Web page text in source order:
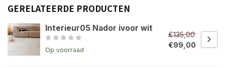
GERELATEERDE PRODUCTEN
Interieur05 Nador ivoor wit
Op voorraad
€135,00
€99,00